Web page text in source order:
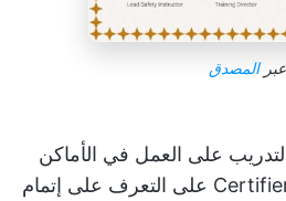
عبر المصدق
على العمل في الأماكن
الضيقة والمحدودة من Certifier على التعرف على إتمام